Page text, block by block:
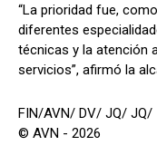
“La prioridad fue,
diferentes
técnicas y la atención
servicios”, afirmó la
FIN/AVN/ DV/ JQ/ JQ/
© AVN - 2026